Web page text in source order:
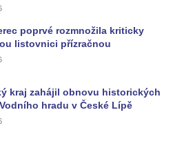
náměstí v
svatého Jana
v Dolním
Pastevním
poprvé rozmnožila kriticky
listovnici přízračnou
kraj zahájil obnovu historických
hradu v České Lípě